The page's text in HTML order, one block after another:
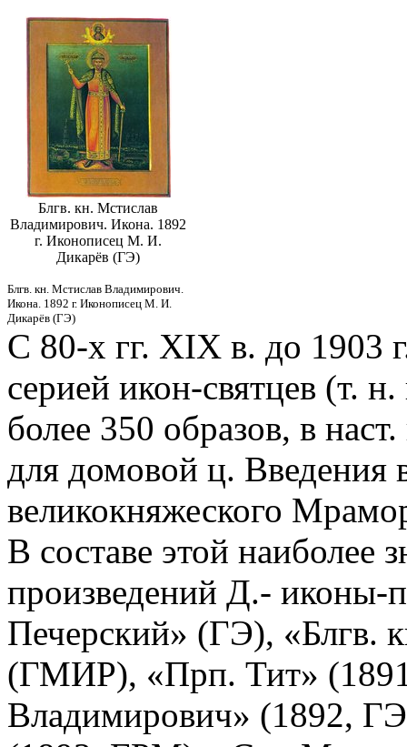
Блгв. кн. Мстислав
Владимирович. Икона. 1892
г. Иконописец М. И.
Дикарёв (ГЭ)
Блгв. кн. Мстислав Владимирович.
Икона. 1892 г. Иконописец М. И.
Дикарёв (ГЭ)
С 80-х гг. XIX в. до 1903
серией икон-святцев (т.
более 350 образов, в
для домовой ц.
великокняжеского
В составе этой наиболее
произведений Д.-
Печерский» (ГЭ), «Блгв.
(ГМИР), «Прп. Тит»
Владимирович» (1892,